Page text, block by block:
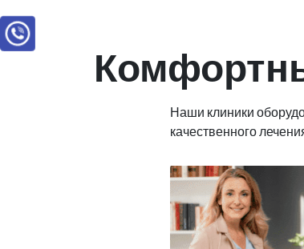
Наши клиники
качественного